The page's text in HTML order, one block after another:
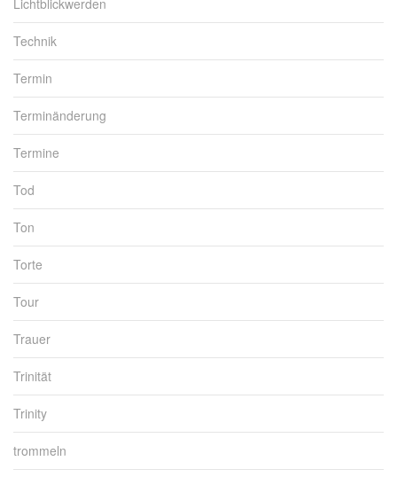
Technik
Termin
Terminänderung
Termine
Tod
Ton
Torte
Tour
Trauer
Trinität
Trinity
trommeln